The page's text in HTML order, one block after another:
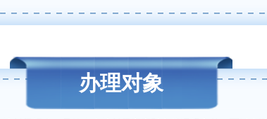
办理对象